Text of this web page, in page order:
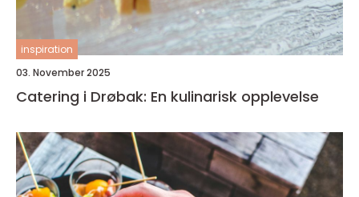
inspiration
03. November 2025
Catering i Drøbak: En kulinarisk opplevelse